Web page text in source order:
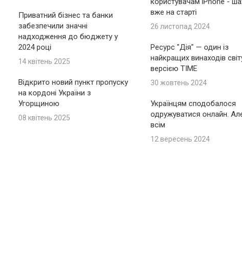
Приватний бізнес та банки
забезпечили значні
надходження до бюджету у
2024 році
14 квітень 2025
Відкрито новий пункт пропуску
на кордоні України з
Угорщиною
08 квітень 2025
вже на старті
26 листопад 2024
Ресурс "Дія" — один із
найкращих винаходів
версією TIME
30 жовтень 2024
Українцям сподобалося
одружуватися онлайн.
всім
12 вересень 2024